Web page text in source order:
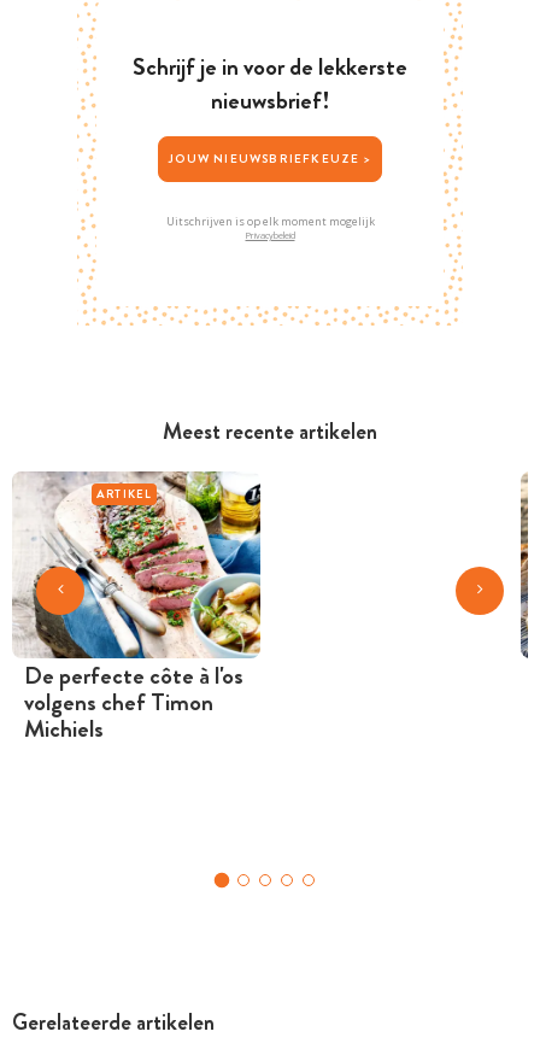
Meest recente artikelen
ARTIKEL
De perfecte côte à l'os
volgens chef Timon
Michiels
Schrijf je in voor de lekkerste
nieuwsbrief!
JOUW NIEUWSBRIEFKEUZE >
Uitschrijven is op elk moment mogelijk
Privacybeleid
Gerelateerde artikelen